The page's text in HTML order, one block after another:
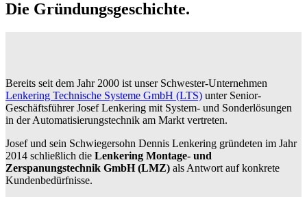
Die Gründungsgeschichte.
Bereits seit dem Jahr 2000 ist unser Schwester-Unternehmen
Lenkering Technische Systeme GmbH (LTS) unter Senior-
Geschäftsführer Josef Lenkering mit System- und Sonderlösungen
in der Automatisierungstechnik am Markt vertreten.
Josef und sein Schwiegersohn Dennis Lenkering gründeten im Jahr
2014 schließlich die Lenkering Montage- und
Zerspanungstechnik GmbH (LMZ) als Antwort auf konkrete
Kundenbedürfnisse.